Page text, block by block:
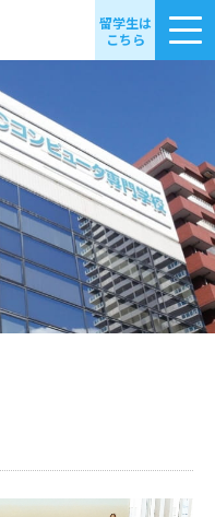
留学生は
こちら